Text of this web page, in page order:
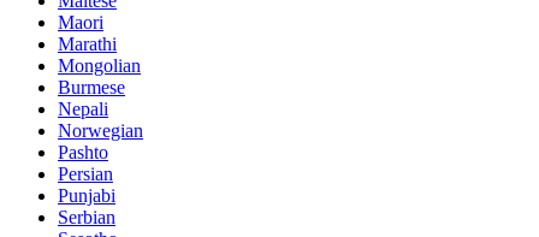
Maori
Marathi
Mongolian
Burmese
Nepali
Norwegian
Pashto
Persian
Punjabi
Serbian